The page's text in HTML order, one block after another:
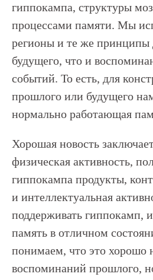
гиппокампа, структуры
процессами памяти. Мы
регионы и те же принципы
будущего, что и
событий. То есть, для
прошлого или будущего
нормально работающая
Хорошая новость
физическая активность,
гиппокампа продукты,
и интеллектуальная
поддерживать гиппокамп,
память в отличном
понимаем, что это хорошо
воспоминаний прошлого,